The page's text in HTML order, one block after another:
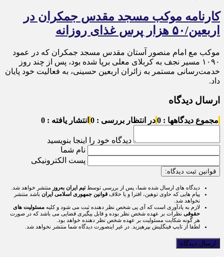
کارنامه موکب مسجد مقدس جمکران در
اربعین/۵۰ هزار پرس غذای روزانه
موکب مع امام منصور آستان مقدس مسجد جمکران که در عمود
۱۰۹۰ مسیر نجف به کربلای معلی برپا شده بود، پس از چند روز
خدمت‌رسانی مستمر به زائران اربعین حسینی، به فعالیت خود پایان
داد.
ارسال دیدگاه
مجموع دیدگاهها : 0 در انتظار بررسی : 0 انتشار یافته : 0
دیدگاه خود را اینجا بنویسید
نام شما
پست الکترونیکی
قوانین ثبت دیدگاه:
دیدگاه های ارسال شده شما، پس از بررسی توسطتیم ایران به‌روز منتشر خواهد شد.
پیام هایی که حاوی توهین، افترا و یا خلاف قوانین جمهوری اسلامی ایران باشد منتشر
نخواهد شد.
لازم به یادآوری است که آی پی شخص نظر دهنده ثبت می شود و کلیه مسئولیت های
حقوقی نظرات بر عهده شخص نظر بوده و قابل پیگیری قضایی می باشد که در صورت
هر گونه شکایت مسئولیت بر عهده شخص نظر دهنده خواهد بود.
لطفا از تایپ فینگلیش بپرهیزید. در غیر اینصورت دیدگاه شما منتشر نخواهد شد.